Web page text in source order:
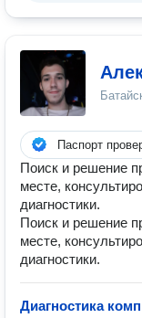
Паспорт
Поиск и решение
месте,
диагностики.
Поиск и решение
месте,
диагностики.
Диагностика